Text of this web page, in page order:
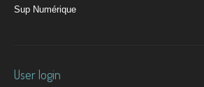
Sup Numérique
User login